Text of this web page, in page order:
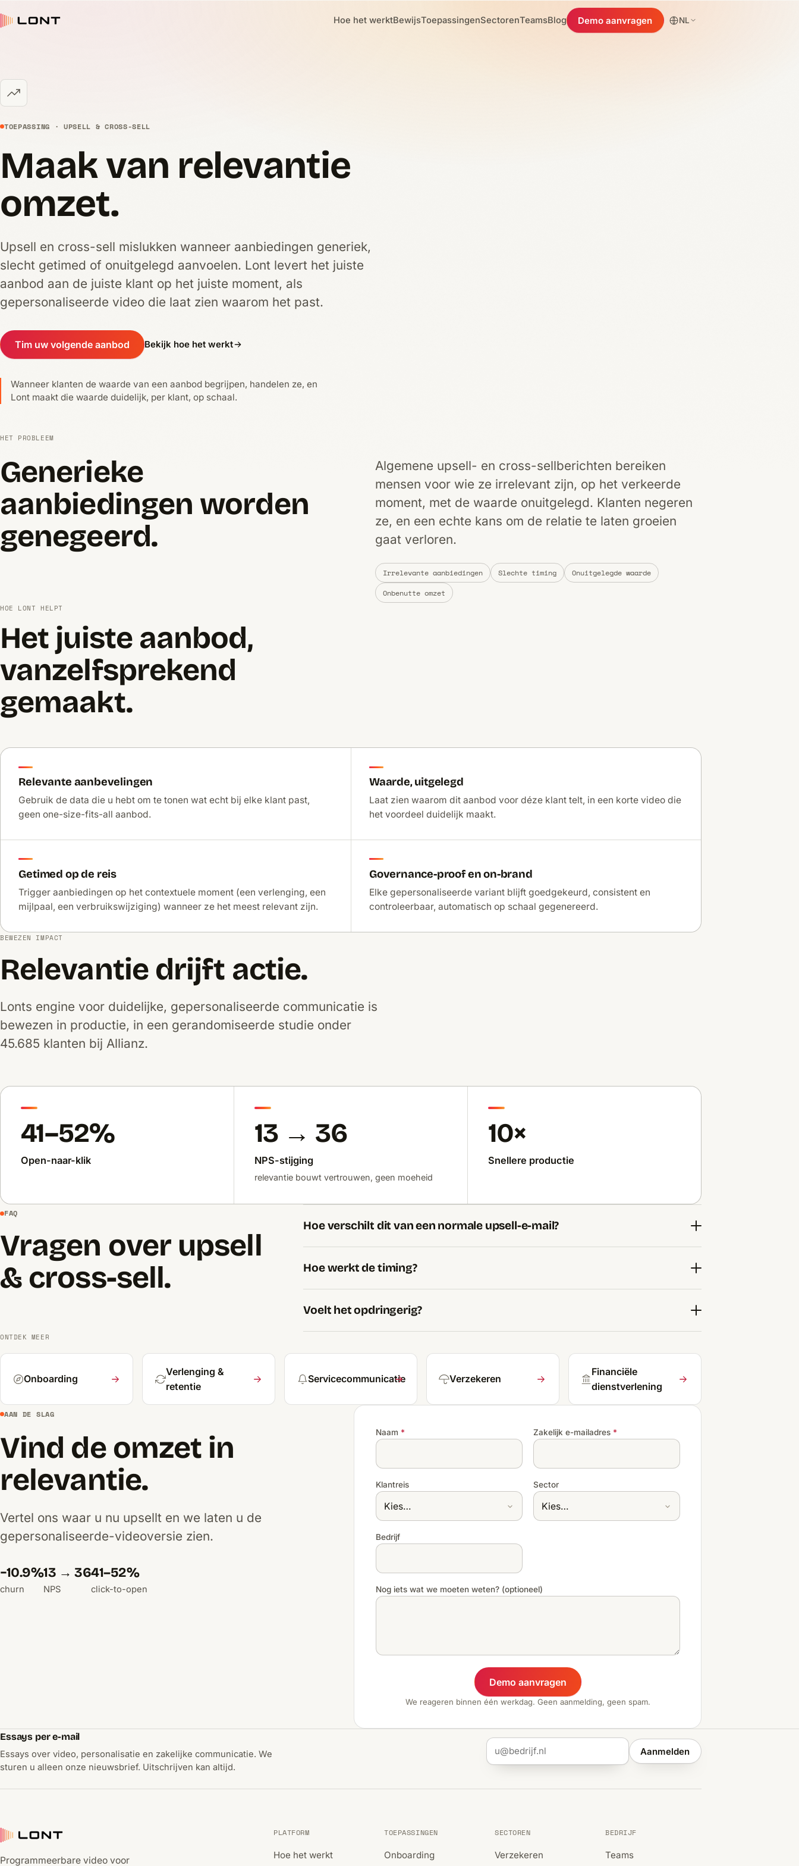
Hoe het werktBewijsToepassingenSectorenTeamsBlog Demo aanvragen NL
TOEPASSING · UPSELL & CROSS-SELL
Maak van relevantie
omzet.
Upsell en cross-sell mislukken wanneer aanbiedingen generiek,
slecht getimed of onuitgelegd aanvoelen. Lont levert het juiste
aanbod aan de juiste klant op het juiste moment, als
gepersonaliseerde video die laat zien waarom het past.
Tim uw volgende aanbod Bekijk hoe het werkt
Wanneer klanten de waarde van een aanbod begrijpen, handelen ze, en
Lont maakt die waarde duidelijk, per klant, op schaal.
HET PROBLEEM
Generieke
aanbiedingen worden
genegeerd.
Algemene upsell- en cross-sellberichten bereiken
mensen voor wie ze irrelevant zijn, op het verkeerde
moment, met de waarde onuitgelegd. Klanten negeren
ze, en een echte kans om de relatie te laten groeien
gaat verloren.
Irrelevante aanbiedingen Slechte timing
Onuitgelegde waarde
Onbenutte omzet
HOE LONT HELPT
Het juiste aanbod,
vanzelfsprekend
gemaakt.
Relevante aanbevelingen
Gebruik de data die u hebt om te tonen wat echt bij elke klant past,
geen one-size-fits-all aanbod.
Waarde, uitgelegd
Laat zien waarom dit aanbod voor déze klant telt, in een korte video die
het voordeel duidelijk maakt.
Getimed op de reis
Trigger aanbiedingen op het contextuele moment (een verlenging, een
mijlpaal, een verbruikswijziging) wanneer ze het meest relevant zijn.
Governance-proof en on-brand
Elke gepersonaliseerde variant blijft goedgekeurd, consistent en
controleerbaar, automatisch op schaal gegenereerd.
BEWEZEN IMPACT
Relevantie drijft actie.
Lonts engine voor duidelijke, gepersonaliseerde communicatie is
bewezen in productie, in een gerandomiseerde studie onder
45.685 klanten bij Allianz.
41–52%
Open-naar-klik
13 → 36
NPS-stijging
relevantie bouwt vertrouwen, geen moeheid
10×
Snellere productie
FAQ
Vragen over upsell
& cross-sell.
Hoe verschilt dit van een normale upsell-e-mail?
Hoe werkt de timing?
Voelt het opdringerig?
ONTDEK MEER
Onboarding
Verlenging &
retentie
Servicecommunicatie Verzekeren
Financiële
dienstverlening
AAN DE SLAG
Vind de omzet in
relevantie.
Vertel ons waar u nu upsellt en we laten u de
gepersonaliseerde-videoversie zien.
−10.9%
churn
13 → 36
NPS
41–52%
click-to-open
Naam * Zakelijk e-mailadres*
Klantreis Sector
Bedrijf
Nog iets wat we moeten weten? (optioneel)
Demo aanvragen
We reageren binnen één werkdag. Geen aanmelding, geen spam.
Essays per e-mail
Essays over video, personalisatie en zakelijke communicatie. We
sturen u alleen onze nieuwsbrief. Uitschrijven kan altijd.
Aanmelden
Programmeerbare video voor
PLATFORM
Hoe het werkt
TOEPASSINGEN
Onboarding
SECTOREN
Verzekeren
BEDRIJF
Teams